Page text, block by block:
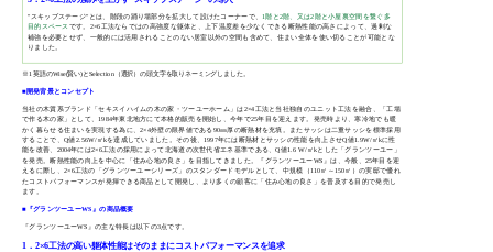
"スキップステージ"とは、階段の踊り場部分を拡大して設けたコーナーで、 1階と2階、又は2階と小屋裏空間を繋ぐ多
目的スペース です。2×6工法ならではの高強度な躯体と、上下温度差を少なくできる断熱性能の高さによって、過剰な
補強を必要とせず、一般的には活用されることのない居室以外の空間も含めて、住まい全体を使い切ることが可能とな
りました。
※1 英語のWise(賢い)とSelection（選択）の頭文字を取りネーミングしました。
■開発背景とコンセプト
当社の木質系ブランド「セキスイハイムの木の家・ツーユーホーム」は2×4工法と当社独自のユニット工法を融合、「工場
で作る木の家」として、1984年東北地方にて本格的販売を開始し、今年で25年目を迎えます。発売時より、寒冷地でも暖
かく暮らせる住まいを実現する為に、2×4外壁の限界値である90㎜厚の断熱材を充填。またサッシは二重サッシを標準採用
することで、Q値2.56W/㎡kを達成していました。その後、1997年には断熱材とサッシの性能を向上させQ値1.9W/㎡kに性
能を改善、2004年には2×6工法の採用によって北海道の次世代省エネ基準である、Q値1.6 W/㎡kとした「グランツーユー」
を発売。断熱性能の向上を中心に「住み心地の良さ」を目指してきました。『グランツーユーWS』は、今般、25年目を迎
えるに際し、2×6工法の「グランツーユーシリーズ」のスタンダードモデルとして、中規模（110㎡～150㎡）の実邸で優れ
たコストパフォーマンスが発揮できる商品として開発し、より多くの顧客に「住み心地の良さ」を普及する目的で発売し
ます。
■『グランツーユーWS』の商品概要
『グランツーユーWS』の主な特長は以下の3点です。
1．2×6工法の高い躯体性能はそのままにコストパフォーマンスを追求